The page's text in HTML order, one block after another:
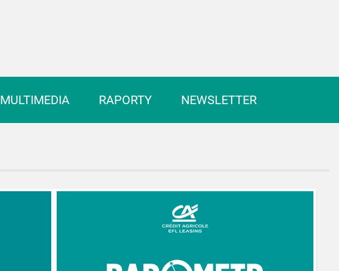
MULTIMEDIA RAPORTY NEWSLETTER